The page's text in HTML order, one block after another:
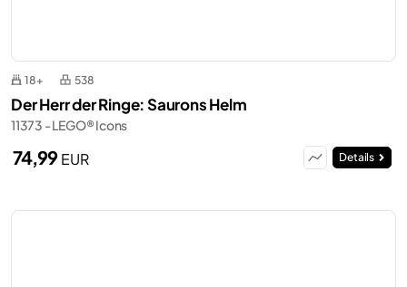
18+ 538
Der Herr der Ringe: Saurons Helm
11373 - LEGO® Icons
74,99EUR Details